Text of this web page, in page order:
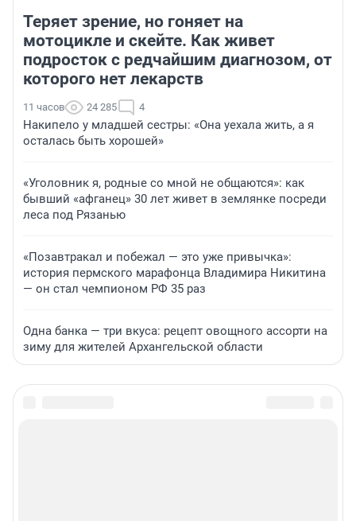
Теряет зрение, но гоняет на
мотоцикле и скейте. Как живет
подросток с редчайшим диагнозом, от
которого нет лекарств
11 часов 24 285 4
Накипело у младшей сестры: «Она уехала жить, а я
осталась быть хорошей»
«Уголовник я, родные со мной не общаются»: как
бывший «афганец» 30 лет живет в землянке посреди
леса под Рязанью
«Позавтракал и побежал — это уже привычка»:
история пермского марафонца Владимира Никитина
— он стал чемпионом РФ 35 раз
Одна банка — три вкуса: рецепт овощного ассорти на
зиму для жителей Архангельской области